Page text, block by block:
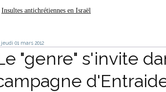
Insultes antichrétiennes en Israël
jeudi 01 mars 2012
"genre" s'invite